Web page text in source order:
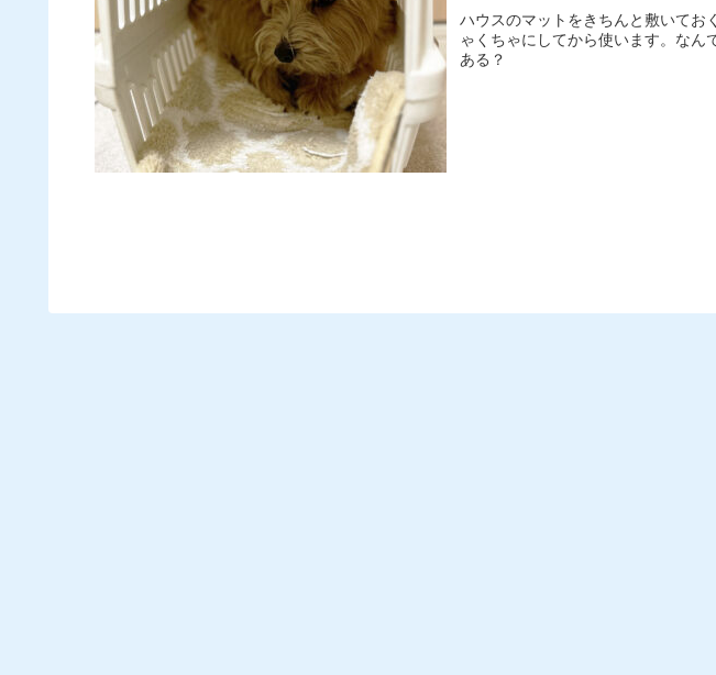
ハウスのマットをきちんと敷いてお
ゃくちゃにしてから使います。なん
ある？